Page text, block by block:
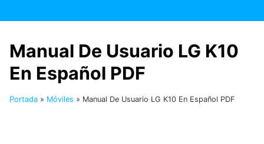
al
Manual De Usuario LG K10
En Español PDF
Portada » Móviles » Manual De Usuario LG K10 En Español PDF